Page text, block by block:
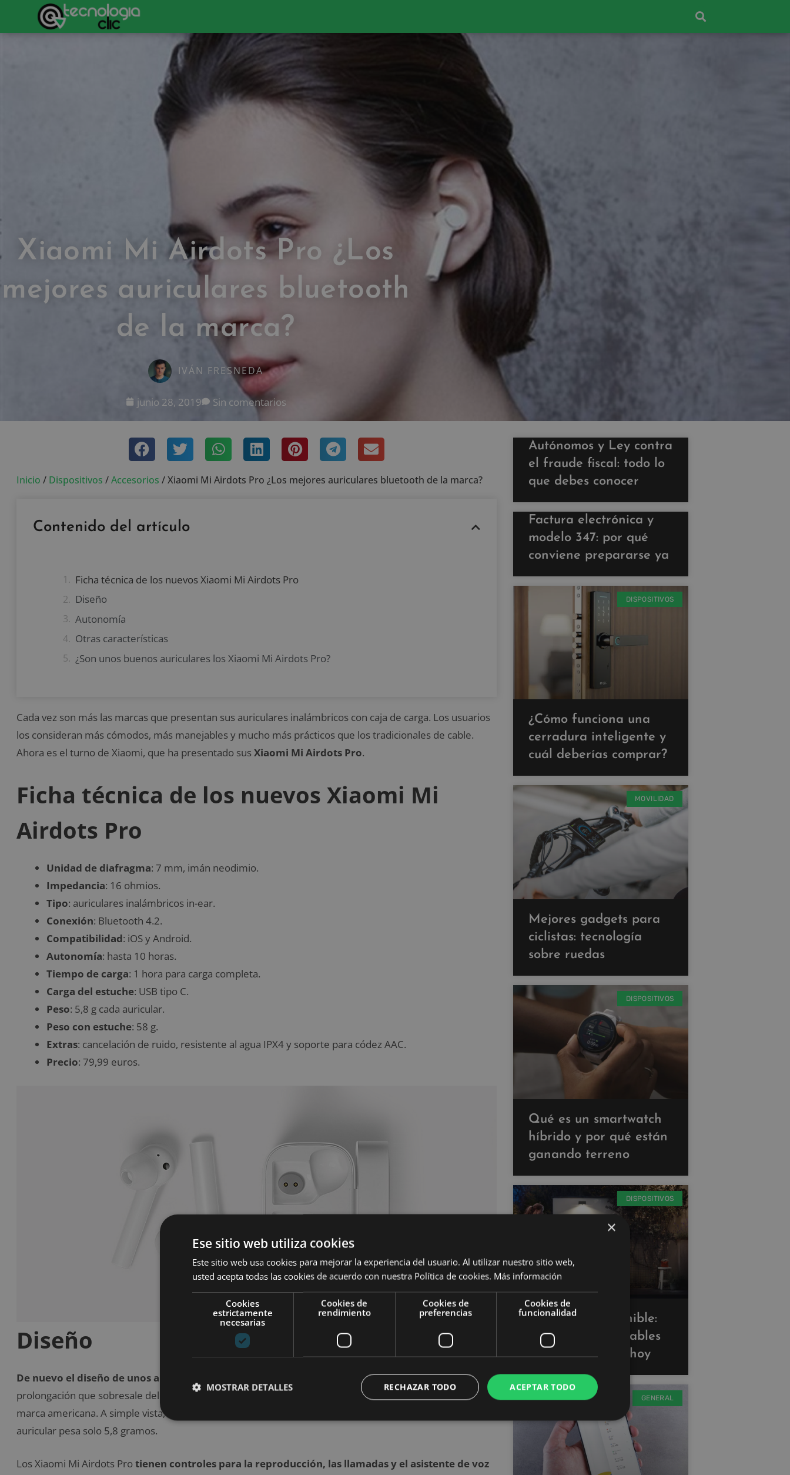
Xiaomi Mi Airdots Pro ¿Los
mejores auriculares bluetooth
de la marca?
IVÁN FRESNEDA
junio 28, 2019 Sin comentarios
Inicio / Dispositivos /Accesorios /Xiaomi Mi Airdots Pro ¿Los mejores auriculares bluetooth de la marca?
Contenido del artículo
Ficha técnica de los nuevos Xiaomi Mi Airdots Pro
Diseño
Autonomía
Otras características
¿Son unos buenos auriculares los Xiaomi Mi Airdots Pro?
Cada vez son más las marcas que presentan sus auriculares inalámbricos con caja de carga. Los usuarios
los consideran más cómodos, más manejables y mucho más prácticos que los tradicionales de cable.
Ahora es el turno de Xiaomi, que ha presentado susXiaomi Mi Airdots Pro.
Ficha técnica de los nuevos Xiaomi Mi
Airdots Pro
Unidad de diafragma: 7 mm, imán neodimio.
Impedancia: 16 ohmios.
Tipo: auriculares inalámbricos in-ear.
Conexión: Bluetooth 4.2.
Compatibilidad: iOS y Android.
Autonomía: hasta 10 horas.
Tiempo de carga: 1 hora para carga completa.
Carga del estuche: USB tipo C.
Peso: 5,8 g cada auricular.
Peso con estuche: 58 g.
Extras: cancelación de ruido, resistente al agua IPX4 y soporte para códez AAC.
Precio: 79,99 euros.
Diseño
De nuevo el diseño de unos auriculares inalámbricos recuerda a los de la marca Applepor su
prolongación que sobresale del pabellón auditivo. También la caja de carga recuerda mucho a los de la
marca americana. A simple vista, eso sí, parecen bastante más grandes pero
auricular pesa solo 5,8 gramos.
Los Xiaomi Mi Airdots Protienen controles para la reproducción, las llamadas y el asistente de voz
Autónomos y Ley contra
el fraude fiscal: todo lo
que debes conocer
Factura electrónica y
modelo 347: por qué
conviene prepararse ya
DISPOSITIVOS
¿Cómo funciona una
cerradura inteligente y
cuál deberías comprar?
MOVILIDAD
Mejores gadgets para
ciclistas: tecnología
sobre ruedas
DISPOSITIVOS
Qué es un smartwatch
híbrido y por qué están
ganando terreno
DISPOSITIVOS
Tecnología sostenible:
gadgets ecoamigables
que puedes usar hoy
GENERAL
×
Ese sitio web utiliza cookies
Este sitio web usa cookies para mejorar la experiencia del usuario. Al utilizar nuestro sitio web,
usted acepta todas las cookies de acuerdo con nuestra Política de cookies. Más información
Cookies
estrictamente
necesarias
Cookies de
rendimiento
Cookies de
preferencias
Cookies de
funcionalidad
ACEPTAR TODO
RECHAZAR TODO
MOSTRAR DETALLES